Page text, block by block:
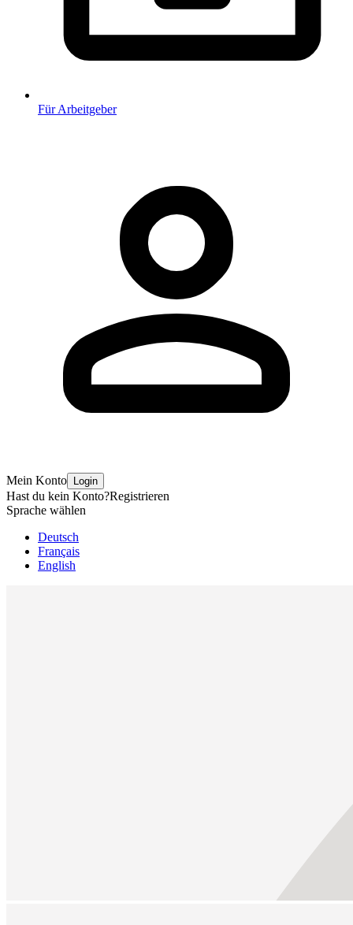
Für Arbeitgeber
Mein Konto Login
Hast du kein Konto?Registrieren
Sprache wählen
Deutsch
Français
English